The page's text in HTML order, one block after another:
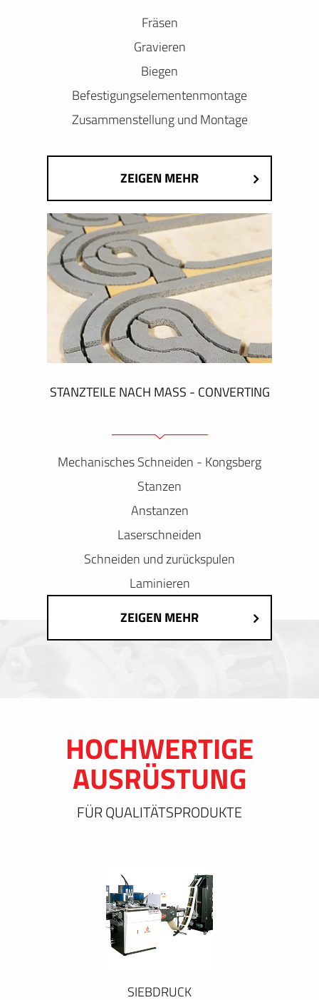
Fräsen
Gravieren
Biegen
Befestigungselementenmontage
Zusammenstellung und Montage
ZEIGEN MEHR
STANZTEILE NACH MASS - CONVERTING
Mechanisches Schneiden - Kongsberg
Stanzen
Anstanzen
Laserschneiden
Schneiden und zurückspulen
Laminieren
ZEIGEN MEHR
HOCHWERTIGE
AUSRÜSTUNG
FÜR QUALITÄTSPRODUKTE
SIEBDRUCK